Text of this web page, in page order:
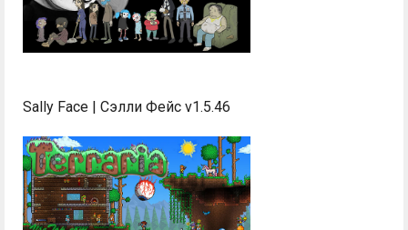
Sally Face | Сэлли Фейс v1.5.46